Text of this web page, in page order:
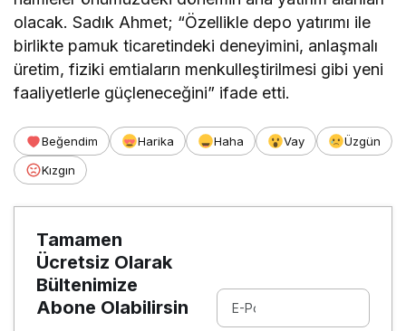
olacak. Sadık Ahmet; “Özellikle depo yatırımı ile
birlikte pamuk ticaretindeki deneyimini, anlaşmalı
üretim, fiziki emtiaların menkulleştirilmesi gibi yeni
faaliyetlerle güçleneceğini” ifade etti.
Beğendim Harika Haha Vay
Üzgün
Kızgın
Tamamen
Ücretsiz Olarak
Bültenimize
Abone Olabilirsin